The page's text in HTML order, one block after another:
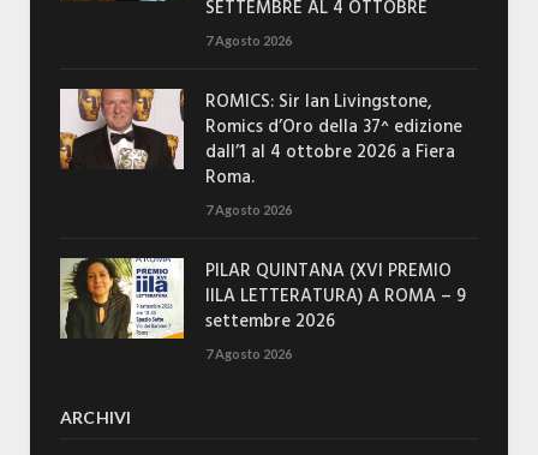
SETTEMBRE AL 4 OTTOBRE
7 Agosto 2026
ROMICS: Sir Ian Livingstone,
Romics d’Oro della 37^ edizione
dall’1 al 4 ottobre 2026 a Fiera
Roma.
7 Agosto 2026
PILAR QUINTANA (XVI PREMIO
IILA LETTERATURA) A ROMA – 9
settembre 2026
7 Agosto 2026
ARCHIVI